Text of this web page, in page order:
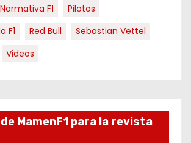
Normativa F1
Pilotos
F1
Red Bull
Sebastian Vettel
Videos
MamenF1 para la revista